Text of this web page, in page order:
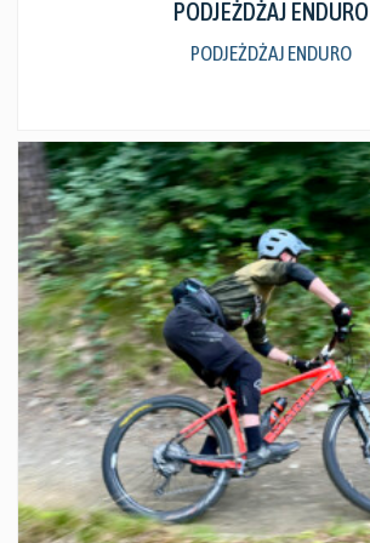
PODJEŻDŻAJ ENDURO
PODJEŻDŻAJ ENDURO